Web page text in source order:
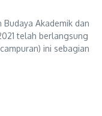
Akademik dan
telah berlangsung
ini sebagian